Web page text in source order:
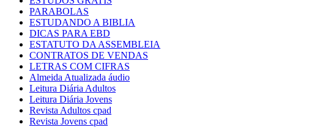
PARABOLAS
ESTUDANDO A BIBLIA
DICAS PARA EBD
ESTATUTO DA ASSEMBLEIA
CONTRATOS DE VENDAS
LETRAS COM CIFRAS
Almeida Atualizada áudio
Leitura Diária Adultos
Leitura Diária Jovens
Revista Adultos cpad
Revista Jovens cpad